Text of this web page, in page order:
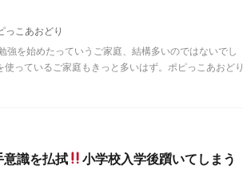
っこあおどり
強を始めたっていうご家庭、結構多いのではないでし
使っているご家庭もきっと多いはず。ポピっこあおどり
意識を払拭
小学校入学後躓いてしまう